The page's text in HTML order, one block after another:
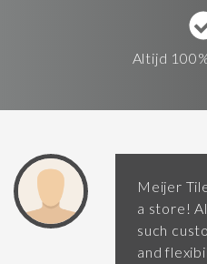
Altijd
Meijer
a store!
such
and